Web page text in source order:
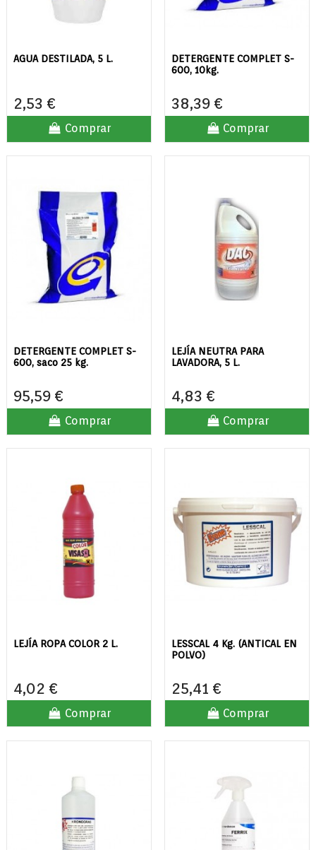
AGUA DESTILADA, 5 L.
2,53 €
Comprar
DETERGENTE COMPLET S-
600, 10kg.
38,39 €
Comprar
DETERGENTE COMPLET S-
600, saco 25 kg.
95,59 €
Comprar
LEJÍA NEUTRA PARA
LAVADORA, 5 L.
4,83 €
Comprar
LEJÍA ROPA COLOR 2 L.
4,02 €
Comprar
LESSCAL 4 Kg. (ANTICAL EN
POLVO)
25,41 €
Comprar